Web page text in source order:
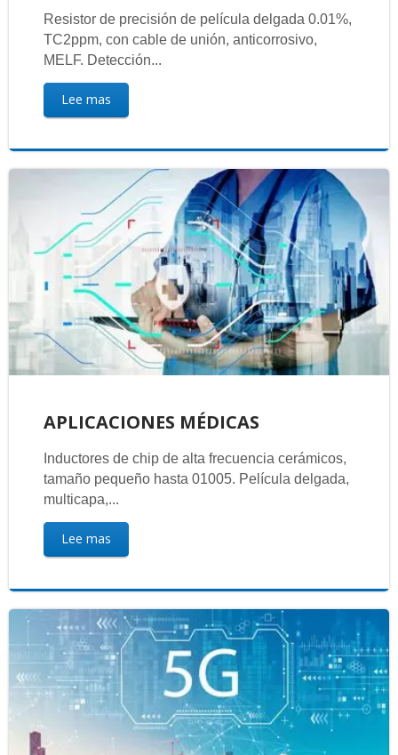
Resistor de precisión de película delgada 0.01%,
TC2ppm, con cable de unión, anticorrosivo,
MELF. Detección...
Lee mas
APLICACIONES MÉDICAS
Inductores de chip de alta frecuencia cerámicos,
tamaño pequeño hasta 01005. Película delgada,
multicapa,...
Lee mas